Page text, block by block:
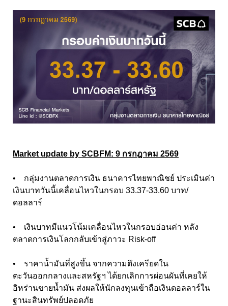
Market update by SCBFM: 9 กรกฎาคม 2569
• กลุ่มงานตลาดการเงิน ธนาคารไทยพาณิชย์ ประเมินค่า
เงินบาทวันนี้เคลื่อนไหวในกรอบ 33.37-33.60 บาท/
ดอลลาร์
• เงินบาทมีแนวโน้มเคลื่อนไหวในกรอบอ่อนค่า หลัง
ตลาดการเงินโลกกลับเข้าสู่ภาวะ Risk-off
• ราคาน้ำมันที่สูงขึ้น จากความตึงเครียดใน
ตะวันออกกลางและสหรัฐฯ ได้ยกเลิกการผ่อนผันที่เคยให้
อิหร่านขายน้ำมัน ส่งผลให้นักลงทุนเข้าถือเงินดอลลาร์ใน
ฐานะสินทรัพย์ปลอดภัย